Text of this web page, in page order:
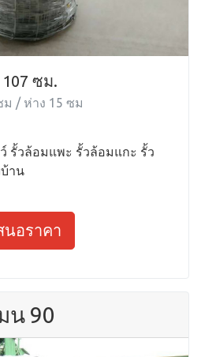
ซม.
ม / ห่าง 15 ซม
รั้วล้อมแพะ รั้วล้อมแกะ รั้ว
าน
นอราคา
น 90